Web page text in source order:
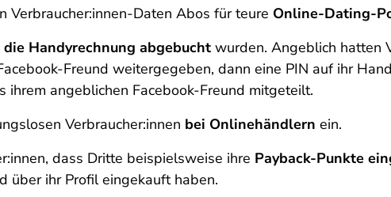
Verbraucher:innen-Daten Abos für teure Online-Dating-
Handyrechnung abgebucht wurden. Angeblich hatten
Freund weitergegeben, dann eine PIN auf ihr
angeblichen Facebook-Freund mitgeteilt.
Verbraucher:innen bei Onlinehändlern ein.
dass Dritte beispielsweise ihre Payback-Punkte
über ihr Profil eingekauft haben.